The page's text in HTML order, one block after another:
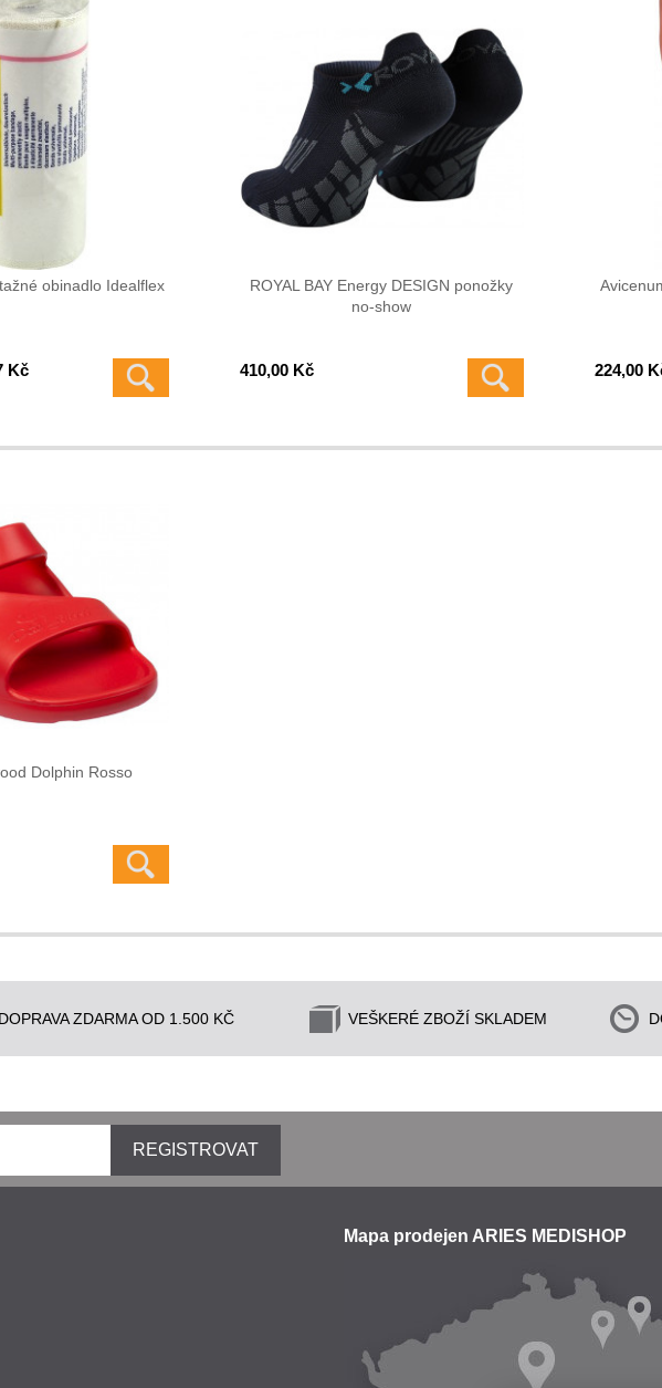
obinadlo Idealflex
Kč
ROYAL BAY Energy DESIGN ponožky
no-show
410,00 Kč 224,00
Dolphin Rosso
DOPRAVA ZDARMA OD 1.500 KČ VEŠKERÉ ZBOŽÍ SKLADEM
REGISTROVAT
Mapa prodejen ARIES MEDISHOP